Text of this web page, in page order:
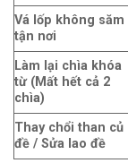
Vá lốp không săm
tận nơi
Làm lại chìa khóa
từ (Mất hết cả 2
chìa)
Thay chổi than củ
đề / Sửa lao đề